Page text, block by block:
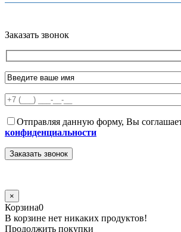
Заказать звонок
Отправляя данную форму, Вы
конфиденциальности
×
Корзина0
В корзине нет никаких продуктов!
Продолжить покупки